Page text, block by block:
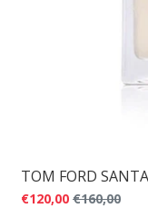
TOM FORD
€120,00 €160,00